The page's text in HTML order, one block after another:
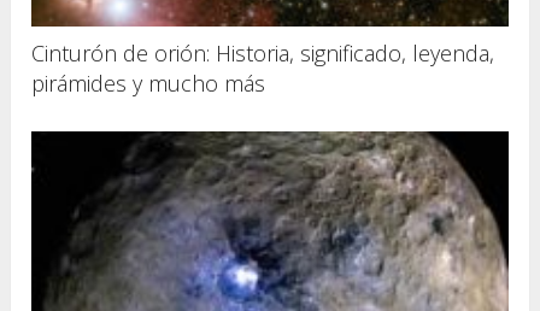
Cinturón de orión: Historia, significado, leyenda,
pirámides y mucho más